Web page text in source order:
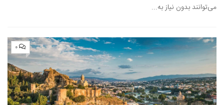
می‌توانند بدون نیاز به...
۰